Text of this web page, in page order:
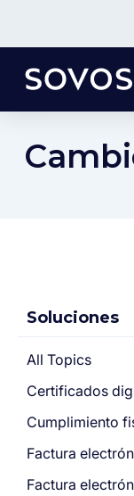
Soluciones
All Topics
Certificados
Cumplimiento
Factura
Factura